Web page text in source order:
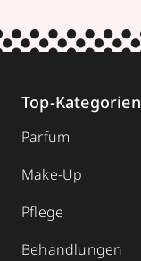
Top-Kategorien
Parfum
Make-Up
Pflege
Behandlungen